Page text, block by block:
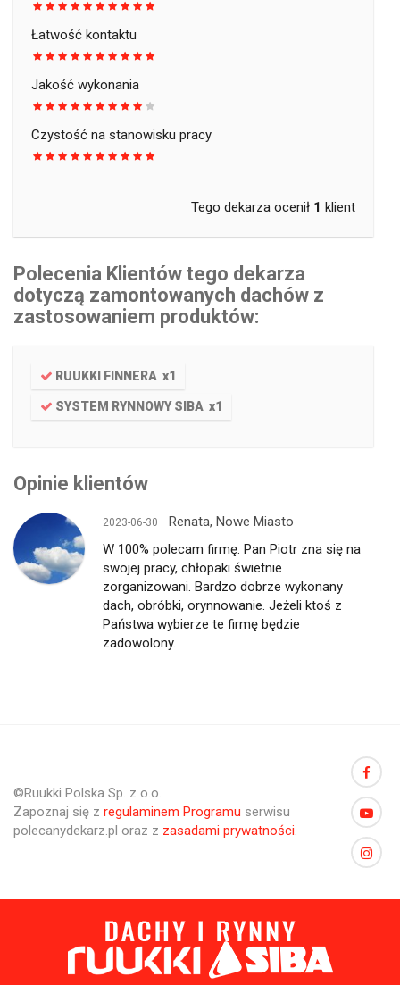
Łatwość kontaktu
Jakość wykonania
Czystość na stanowisku pracy
Tego dekarza ocenił 1 klient
Polecenia Klientów tego dekarza
dotyczą zamontowanych dachów z
zastosowaniem produktów:
RUUKKI FINNERA x1
SYSTEM RYNNOWY SIBA x1
Opinie klientów
2023-06-30
Renata, Nowe Miasto
W 100% polecam firmę. Pan Piotr zna się na
swojej pracy, chłopaki świetnie
zorganizowani. Bardzo dobrze wykonany
dach, obróbki, orynnowanie. Jeżeli ktoś z
Państwa wybierze te firmę będzie
zadowolony.
©Ruukki Polska Sp. z o.o.
Zapoznaj się z regulaminem Programu serwisu
polecanydekarz.pl oraz z zasadami prywatności.